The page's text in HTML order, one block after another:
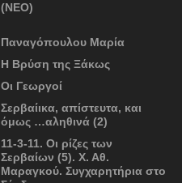
(ΝΕΟ)
Παναγόπουλου Μαρία
Η Βρύση της Ξάκως
Οι Γεωργοί
Σερβαίικα, απίστευτα, και
όμως …αληθινά (2)
11-3-11. Οι ρίζες των
Σερβαίων (5). Χ. Αθ.
Μαραγκού. Συγχαρητήρια στο